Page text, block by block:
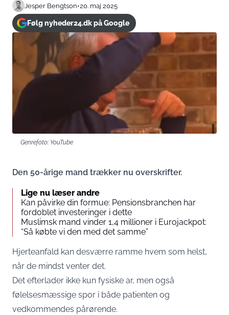
Jesper Bengtson•20. maj 2025
Følg nyheder24.dk på Google
Genrefoto: YouTube
Den 50-årige mand trækker nu overskrifter.
Lige nu læser andre
Kan påvirke din formue: Pensionsbranchen har
fordoblet investeringer i dette
Muslimsk mand vinder 1,4 millioner i Eurojackpot:
“Så købte vi den med det samme”
Hjerteanfald kan desværre ramme hvem som helst,
når de mindst venter det.
Det efterlader ikke kun fysiske ar, men også
følelsesmæssige spor i både patienten og
vedkommendes pårørende.